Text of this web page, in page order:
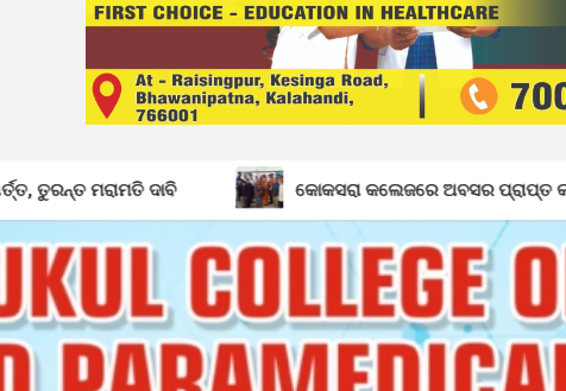
କୋକସରା କଲେଜରେ ଅବସର ପ୍ରାପ୍ତ କର୍ମଚାରୀଙ୍କୁ ବିଦାୟ କାଳୀନ